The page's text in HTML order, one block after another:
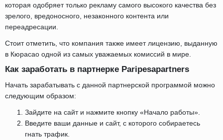
которая одобряет только рекламу самого высокого качества без
зрелого, вредоносного, незаконного контента или
переадресации.
Стоит отметить, что компания также имеет лицензию, выданную
в Кюрасао одной из самых уважаемых комиссий в мире.
Как заработать в партнерке Paripesapartners
Начать зарабатывать с данной партнерской программой можно
следующим образом:
Зайдите на сайт и нажмите кнопку «Начало работы».
Введите ваши данные и сайт, с которого собираетесь
гнать трафик.